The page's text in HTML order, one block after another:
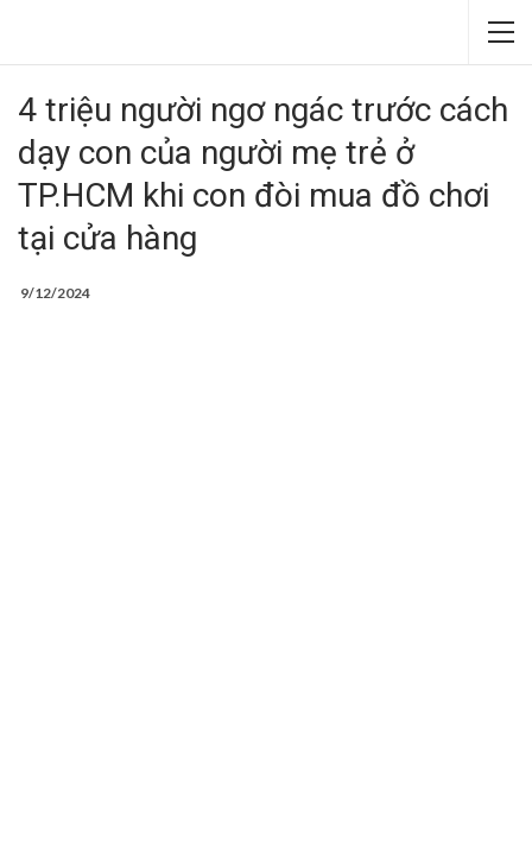
4 triệu người ngơ ngác trước cách
dạy con của người mẹ trẻ ở
TP.HCM khi con đòi mua đồ chơi
tại cửa hàng
9/12/2024